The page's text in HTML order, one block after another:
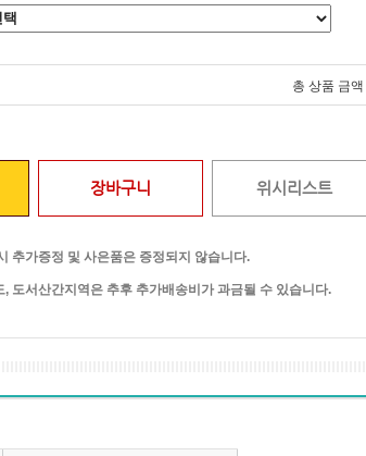
총 상품 금액
장바구니 위시리스트
추가증정 및 사은품은 증정되지 않습니다.
도서산간지역은 추후 추가배송비가 과금될 수 있습니다.